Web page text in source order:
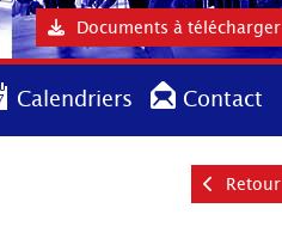
Documents à télécharger
Calendriers Contact
Retour